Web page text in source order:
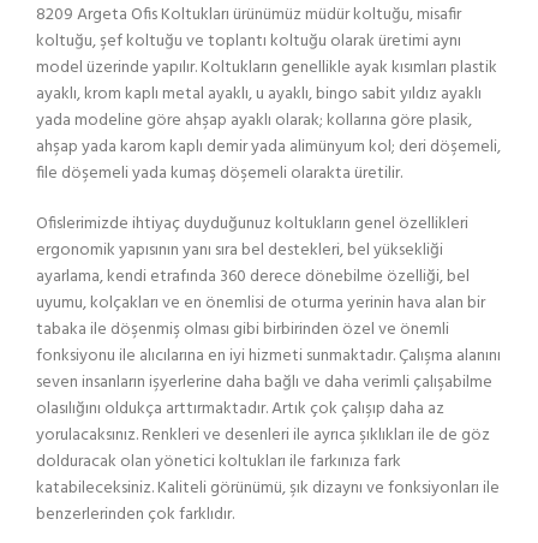
8209 Argeta Ofis Koltukları ürünümüz müdür koltuğu, misafir
koltuğu, şef koltuğu ve toplantı koltuğu olarak üretimi aynı
model üzerinde yapılır. Koltukların genellikle ayak kısımları plastik
ayaklı, krom kaplı metal ayaklı, u ayaklı, bingo sabit yıldız ayaklı
yada modeline göre ahşap ayaklı olarak; kollarına göre plasik,
ahşap yada karom kaplı demir yada alimünyum kol; deri döşemeli,
file döşemeli yada kumaş döşemeli olarakta üretilir.
Ofislerimizde ihtiyaç duyduğunuz koltukların genel özellikleri
ergonomik yapısının yanı sıra bel destekleri, bel yüksekliği
ayarlama, kendi etrafında 360 derece dönebilme özelliği, bel
uyumu, kolçakları ve en önemlisi de oturma yerinin hava alan bir
tabaka ile döşenmiş olması gibi birbirinden özel ve önemli
fonksiyonu ile alıcılarına en iyi hizmeti sunmaktadır. Çalışma alanını
seven insanların işyerlerine daha bağlı ve daha verimli çalışabilme
olasılığını oldukça arttırmaktadır. Artık çok çalışıp daha az
yorulacaksınız. Renkleri ve desenleri ile ayrıca şıklıkları ile de göz
dolduracak olan yönetici koltukları ile farkınıza fark
katabileceksiniz. Kaliteli görünümü, şık dizaynı ve fonksiyonları ile
benzerlerinden çok farklıdır.